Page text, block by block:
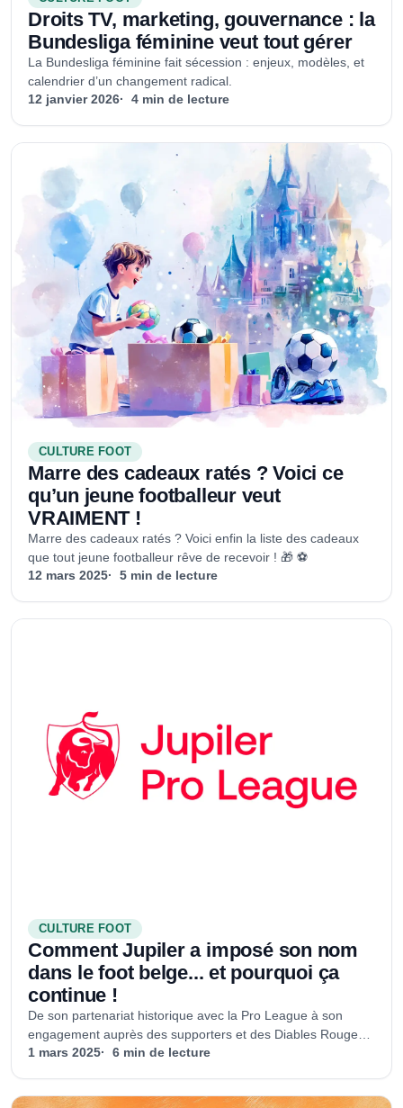
Droits TV, marketing, gouvernance : la
Bundesliga féminine veut tout gérer
La Bundesliga féminine fait sécession : enjeux, modèles, et
calendrier d’un changement radical.
12 janvier 2026 4 min de lecture
CULTURE FOOT
Marre des cadeaux ratés ? Voici ce
qu’un jeune footballeur veut
VRAIMENT !
Marre des cadeaux ratés ? Voici enfin la liste des cadeaux
que tout jeune footballeur rêve de recevoir ! 🎁 ⚽
12 mars 2025 5 min de lecture
CULTURE FOOT
Comment Jupiler a imposé son nom
dans le foot belge... et pourquoi ça
continue !
De son partenariat historique avec la Pro League à son
engagement auprès des supporters et des Diables Rouges,
la marque a su imposer son nom dans l’univers du ballon
1 mars 2025 6 min de lecture